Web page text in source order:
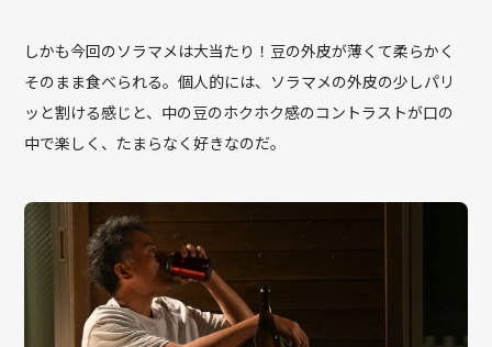
しかも今回のソラマメは大当たり！豆の外皮が薄くて柔らかく
そのまま食べられる。個人的には、ソラマメの外皮の少しパリ
ッと割ける感じと、中の豆のホクホク感のコントラストが口の
中で楽しく、たまらなく好きなのだ。